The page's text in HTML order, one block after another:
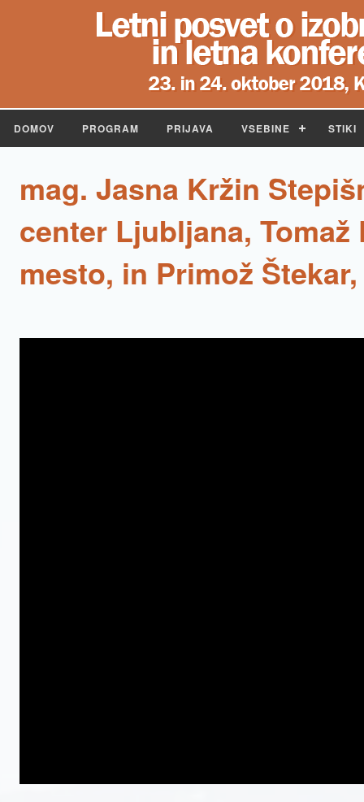
DOMOV PROGRAM PRIJAVA VSEBINE STIKI
mag. Jasna Kržin
center Ljubljana,
mesto, in Primož